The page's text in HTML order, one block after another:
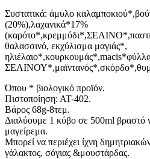
Συστατικά: άμυλο
(20%),λαχανικά*17%
θαλασσινό, εκχύλισμα μαγιάς*,
Όπου * βιολογικό προϊόν.
Πιστοποίηση: ΑΤ-402.
Βάρος 68g-8τεμ.
Διαλύουμε 1 κύβο σε 500ml βραστό
μαγείρεμα.
Μπορεί να περιέχει ίχνη
γάλακτος, σόγιας &μουστάρδας.